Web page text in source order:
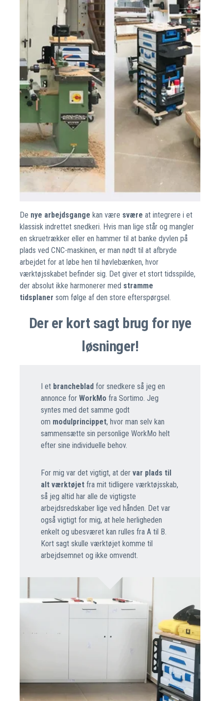
De nye arbejdsgange kan være svære at integrere i et
klassisk indrettet snedkeri. Hvis man lige står og mangler
en skruetrækker eller en hammer til at banke dyvlen på
plads ved CNC-maskinen, er man nødt til at afbryde
arbejdet for at løbe hen til høvlebænken, hvor
værktøjsskabet befinder sig. Det giver et stort tidsspilde,
der absolut ikke harmonerer med stramme
tidsplaner som følge af den store efterspørgsel.
Der er kort sagt brug for nye
løsninger!
I et brancheblad for snedkere så jeg en
annonce for WorkMo fra Sortimo. Jeg
syntes med det samme godt
om modulprincippet, hvor man selv kan
sammensætte sin personlige WorkMo helt
efter sine individuelle behov.
For mig var det vigtigt, at der var plads til
alt værktøjet fra mit tidligere værktøjsskab,
så jeg altid har alle de vigtigste
arbejdsredskaber lige ved hånden. Det var
også vigtigt for mig, at hele herligheden
enkelt og ubesværet kan rulles fra A til B.
Kort sagt skulle værktøjet komme til
arbejdsemnet og ikke omvendt.